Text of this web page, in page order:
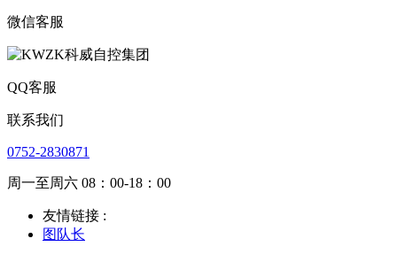
微信客服
QQ客服
联系我们
0752-2830871
周一至周六 08：00-18：00
友情链接 :
图队长